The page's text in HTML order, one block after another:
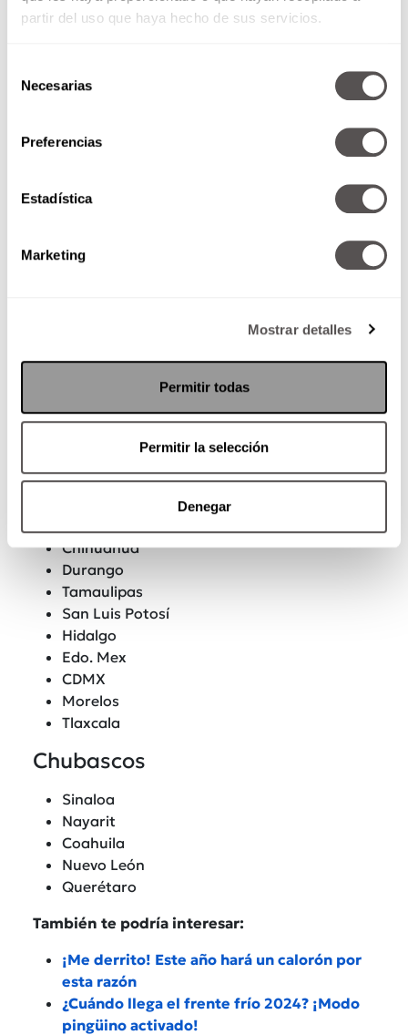
partir del uso que haya hecho de sus servicios.
Necesarias
Preferencias
Estadística
Marketing
Mostrar detalles
Permitir todas
Permitir la selección
Denegar
Estraordinarias
Oaxaca
Yucatán
Intensas
Jalisco
Campeche
Chihuahua
Durango
Tamaulipas
San Luis Potosí
Hidalgo
Edo. Mex
CDMX
Morelos
Tlaxcala
Chubascos
Sinaloa
Nayarit
Coahuila
Nuevo León
Querétaro
También te podría interesar:
¡Me derrito! Este año hará un calorón por
esta razón
¿Cuándo llega el frente frío 2024? ¡Modo
pingüino activado!